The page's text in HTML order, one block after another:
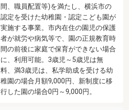
間、職員配置等)を満たし、横浜市の
認定を受けた幼稚園・認定こども園が
実施する事業。市内在住の園児の保護
者が就労や病気等で、園の正規教育時
間の前後に家庭で保育ができない場合
に、利用可能。3歳児～5歳児は無
料、満3歳児は、私学助成を受ける幼
稚園の場合月額9,000円、新制度に移
行した園の場合0円～9,000円。